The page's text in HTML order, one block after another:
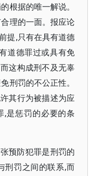
根据的唯一解说。
理的一面。报应论
提,只有在具有道德
道德罪过或具有免
这构成刑不及无辜
刑罚的不公正性。
其行为被描述为应
,是惩罚的必要的条
预防犯罪是刑罚的
刑罚之间的联系,而